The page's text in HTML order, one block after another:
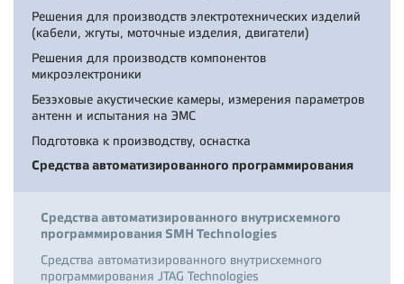
Решения для производств электротехнических изделий
(кабели, жгуты, моточные изделия, двигатели)
Решения для производств компонентов
микроэлектроники
Безэховые акустические камеры, измерения параметров
антенн и испытания на ЭМС
Подготовка к производству, оснастка
Средства автоматизированного программирования
Средства автоматизированного внутрисхемного
программирования SMH Technologies
Средства автоматизированного внутрисхемного
программирования JTAG Technologies